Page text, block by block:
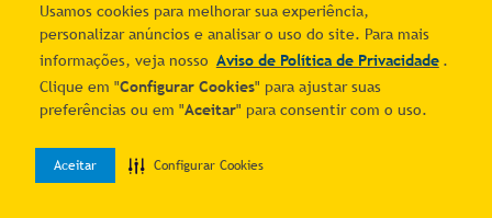
Usamos cookies para melhorar sua experiência,
personalizar anúncios e analisar o uso do site. Para mais
informações, veja nosso Aviso de Política de Privacidade .
Clique em "Configurar Cookies" para ajustar suas
preferências ou em "Aceitar" para consentir com o uso.
Aceitar Configurar Cookies